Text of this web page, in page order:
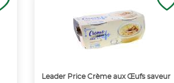
Leader Price Crème aux Œufs saveur